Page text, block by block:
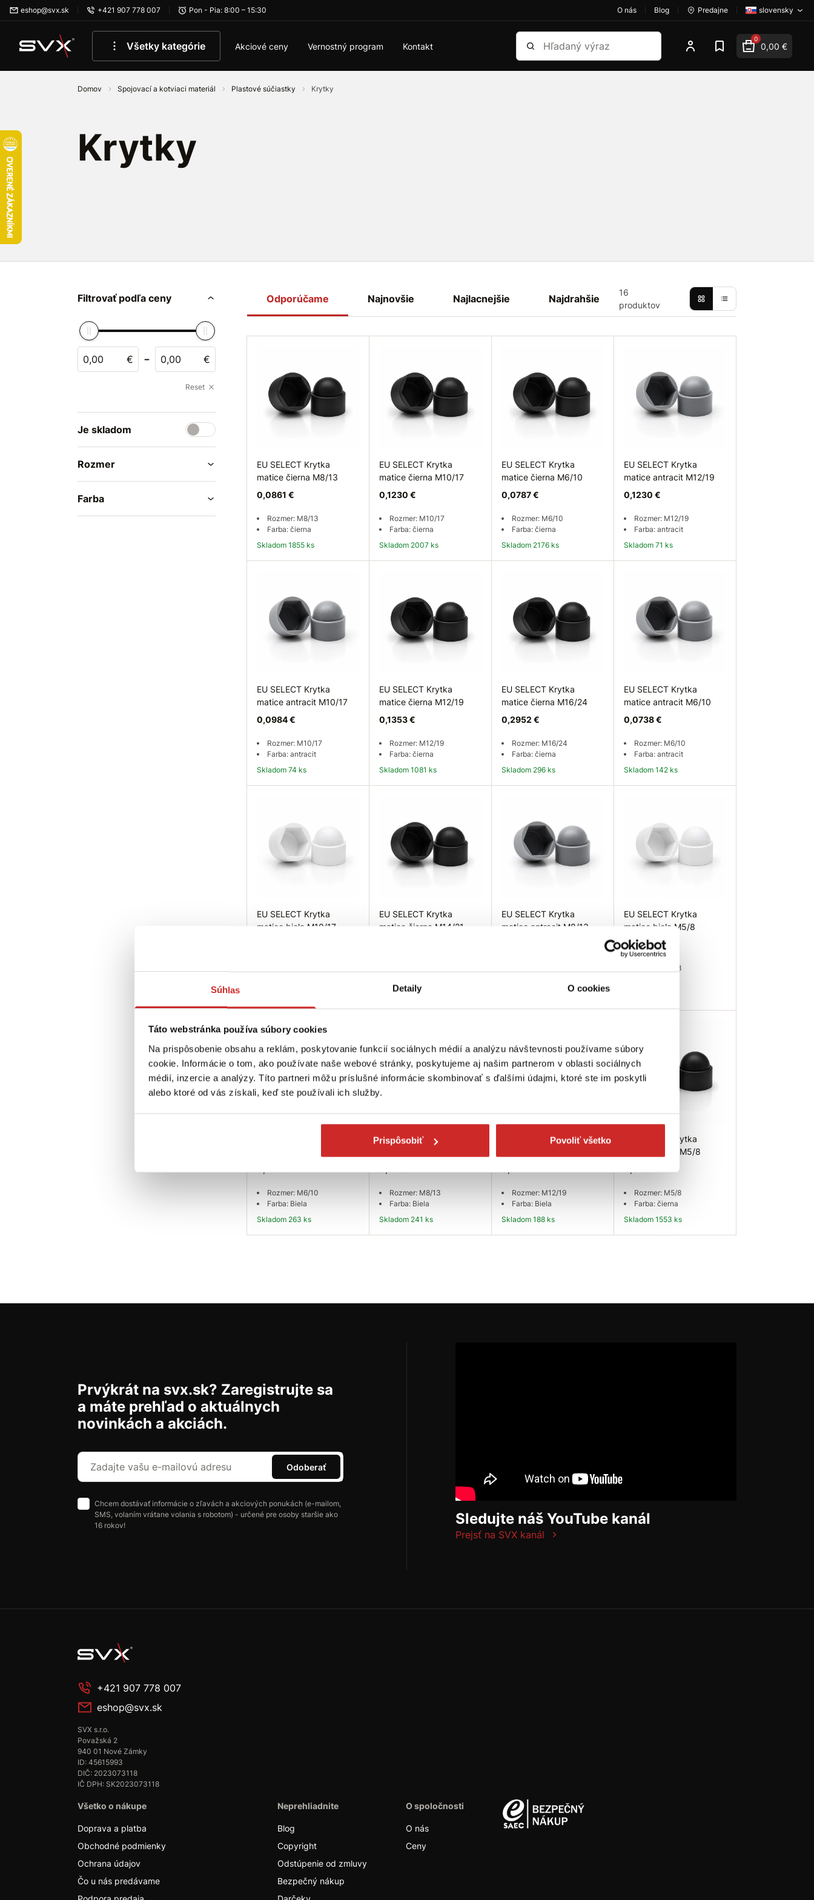
Súhlas Detaily O cookies
Táto webstránka používa súbory cookies
Na prispôsobenie obsahu a reklám, poskytovanie funkcií sociálnych médií a analýzu návštevnosti používame súbory
cookie. Informácie o tom, ako používate naše webové stránky, poskytujeme aj našim partnerom v oblasti sociálnych
médií, inzercie a analýzy. Títo partneri môžu príslušné informácie skombinovať s ďalšími údajmi, ktoré ste im poskytli
alebo ktoré od vás získali, keď ste používali ich služby.
Prispôsobiť Povoliť všetko
Preskočiť na hlavný obsah
eshop@svx.sk +421 907 778 007 Pon - Pia: 8:00 – 15:30 O nás Blog Predajne slovensky
Všetky kategórie Akciové ceny Vernostný program Kontakt
Vyhľadať 0
0,00 €
Domov Spojovací a kotviaci materiál Plastové súčiastky Krytky
Krytky
Filtrovať podľa ceny
€ - €
Reset
Je skladom
Rozmer
Farba
Odporúčame Najnovšie Najlacnejšie Najdrahšie
16
produktov
EU SELECT Krytka
matice čierna M8/13
0,0861 €
Rozmer: M8/13
Farba: čierna
Skladom 1855 ks
EU SELECT Krytka
matice čierna M10/17
0,1230 €
Rozmer: M10/17
Farba: čierna
Skladom 2007 ks
EU SELECT Krytka
matice čierna M6/10
0,0787 €
Rozmer: M6/10
Farba: čierna
Skladom 2176 ks
EU SELECT Krytka
matice antracit M12/19
0,1230 €
Rozmer: M12/19
Farba: antracit
Skladom 71 ks
EU SELECT Krytka
matice antracit M10/17
0,0984 €
Rozmer: M10/17
Farba: antracit
Skladom 74 ks
EU SELECT Krytka
matice čierna M12/19
0,1353 €
Rozmer: M12/19
Farba: čierna
Skladom 1081 ks
EU SELECT Krytka
matice čierna M16/24
0,2952 €
Rozmer: M16/24
Farba: čierna
Skladom 296 ks
EU SELECT Krytka
matice antracit M6/10
0,0738 €
Rozmer: M6/10
Farba: antracit
Skladom 142 ks
EU SELECT Krytka
matice biela M10/17
Do košíka
EU SELECT Krytka
matice čierna M14/21
Skladom 303 ks
EU SELECT Krytka
matice antracit M8/13
EU SELECT Krytka
matice biela M5/8
0,0984 €
Rozmer: M5/8
Rozmer: M6/10
Farba: Biela
Skladom 263 ks
EU SELECT Krytka
Rozmer: M8/13
Farba: Biela
Skladom 241 ks
EU SELECT Krytka
Rozmer: M12/19
Farba: Biela
Skladom 188 ks
EU SELECT Krytka
matice čierna M5/8
Rozmer: M5/8
Farba: čierna
Skladom 1553 ks
Prvýkrát na svx.sk? Zaregistrujte sa
a máte prehľad o aktuálnych
novinkách a akciách.
Odoberať
Chcem dostávať informácie o zľavách a akciových ponukách (e-mailom,
SMS, volaním vrátane volania s robotom) - určené pre osoby staršie ako
16 rokov!
Sledujte náš YouTube kanál
Prejsť na SVX kanál
+421 907 778 007
eshop@svx.sk
SVX s.r.o.
Považská 2
940 01 Nové Zámky
ID: 45615993
DIČ: 2023073118
IČ DPH: SK2023073118
Všetko o nákupe
Doprava a platba
Obchodné podmienky
Ochrana údajov
Čo u nás predávame
Neprehliadnite
Blog
Copyright
Odstúpenie od zmluvy
Bezpečný nákup
O spoločnosti
O nás
Ceny